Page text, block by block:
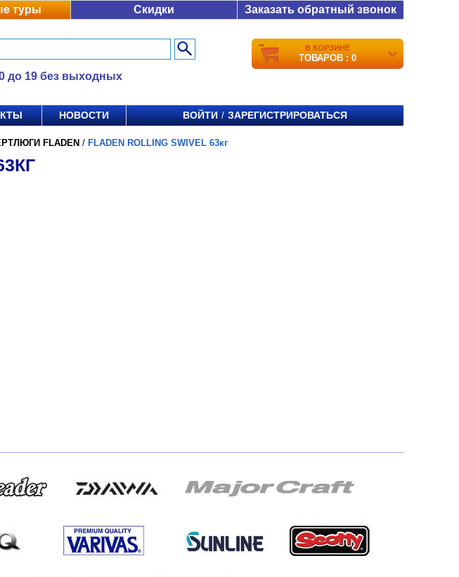
туры Скидки Заказать обратный звонок
до 19 без выходных
В КОРЗИНЕ
ТОВАРОВ : 0
НОВОСТИ ВОЙТИ / ЗАРЕГИСТРИРОВАТЬСЯ
FLADEN / FLADEN ROLLING SWIVEL 63кг